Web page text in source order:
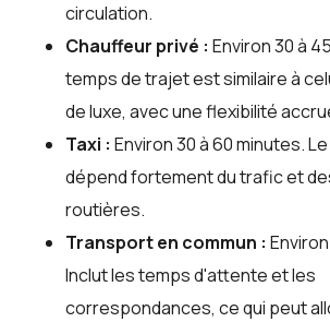
circulation.
Chauffeur privé : Environ 30 à
temps de trajet est similaire à
de luxe, avec une flexibilité
Taxi : Environ 30 à 60 minutes.
dépend fortement du trafic et
routières.
Transport en commun :
Inclut les temps d'attente et les
correspondances, ce qui peut